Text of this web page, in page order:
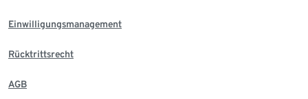
Einwilligungsmanagement
Rücktrittsrecht
AGB